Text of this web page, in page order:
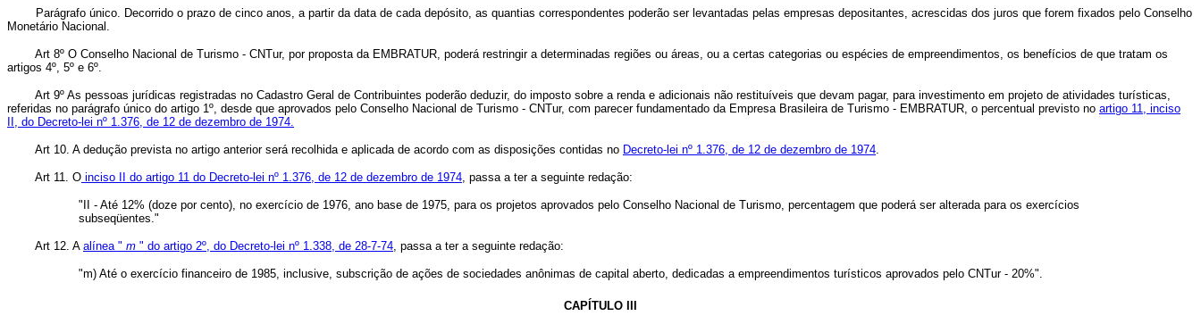
Parágrafo único. Decorrido o prazo de cinco anos, a partir da data de cada depósito, as quantias correspondentes poderão ser levantadas pelas empresas depositantes, acrescidas dos juros que forem fixados pelo Conselho
Monetário Nacional.
Art 8º O Conselho Nacional de Turismo - CNTur, por proposta da EMBRATUR, poderá restringir a determinadas regiões ou áreas, ou a certas categorias ou espécies de empreendimentos, os benefícios de que tratam os
artigos 4º, 5º e 6º.
Art 9º As pessoas jurídicas registradas no Cadastro Geral de Contribuintes poderão deduzir, do imposto sobre a renda e adicionais não restituíveis que devam pagar, para investimento em projeto de atividades turísticas,
referidas no parágrafo único do artigo 1º, desde que aprovados pelo Conselho Nacional de Turismo - CNTur, com parecer fundamentado da Empresa Brasileira de Turismo - EMBRATUR, o percentual previsto no artigo 11, inciso
II, do Decreto-lei nº 1.376, de 12 de dezembro de 1974.
Art 10. A dedução prevista no artigo anterior será recolhida e aplicada de acordo com as disposições contidas no Decreto-lei nº 1.376, de 12 de dezembro de 1974.
Art 11. O inciso II do artigo 11 do Decreto-lei nº 1.376, de 12 de dezembro de 1974, passa a ter a seguinte redação:
"II - Até 12% (doze por cento), no exercício de 1976, ano base de 1975, para os projetos aprovados pelo Conselho Nacional de Turismo, percentagem que poderá ser alterada para os exercícios
subseqüentes."
Art 12. A alínea " m " do artigo 2º, do Decreto-lei nº 1.338, de 28-7-74, passa a ter a seguinte redação:
"m) Até o exercício financeiro de 1985, inclusive, subscrição de ações de sociedades anônimas de capital aberto, dedicadas a empreendimentos turísticos aprovados pelo CNTur - 20%".
CAPÍTULO III